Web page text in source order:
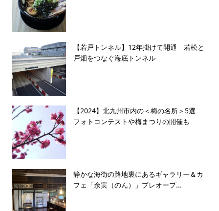
【若戸トンネル】12年掛けて開通 若松と
戸畑をつなぐ海底トンネル
【2024】北九州市内の＜梅の名所＞5選
フォトコンテストや梅まつりの開催も
静かな海街の路地裏にあるギャラリー＆カ
フェ「余実（のん）」プレオープ...